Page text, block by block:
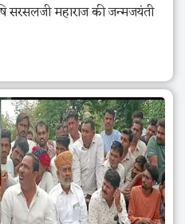
सरसलजी महाराज की जन्मजयंती